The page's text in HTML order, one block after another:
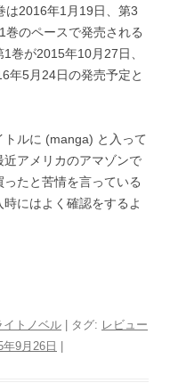
は2016年1月19日、第3
のペースで発売される
巻が2015年10月27日、
年5月24日の発売予定と
ルに (manga) と入って
アメリカのアマゾンで
たと苦情を言っている
にはよく確認をするよ
イトノベル | タグ: レビュー
年9月26日